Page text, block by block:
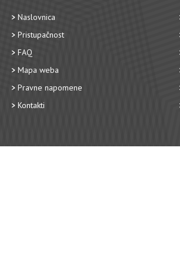
Naslovnica
Pristupačnost
FAQ
Mapa weba
Pravne napomene
Kontakti